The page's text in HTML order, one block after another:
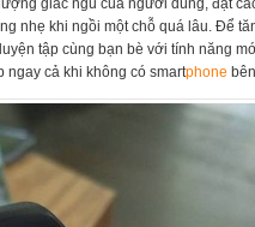
giấc ngủ của người dùng, đặt
nhẹ khi ngồi một chỗ quá lâu. Để
tập cùng bạn bè với tính năng
ngay cả khi không có smartphone